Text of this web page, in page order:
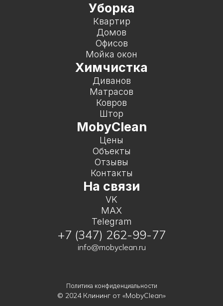
Уборка
Квартир
Домов
Офисов
Мойка окон
Химчистка
Диванов
Матрасов
Ковров
Штор
MobyClean
Цены
Объекты
Отзывы
Контакты
На связи
VK
MAX
Telegram
+7 (347) 262-99-77
info@mobyclean.ru
Политика конфиденциальности
© 2024 Клининг от «MobyClean»